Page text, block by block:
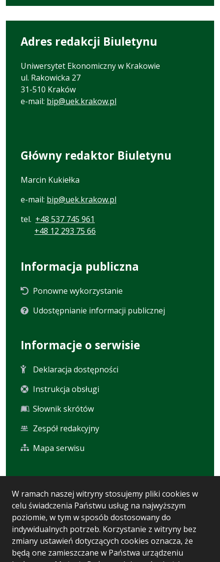
W ramach naszej witryny stosujemy pliki cookies w
celu świadczenia Państwu usług na najwyższym
poziomie, w tym w sposób dostosowany do
indywidualnych potrzeb. Korzystanie z witryny bez
zmiany ustawień dotyczących cookies oznacza, że
będą one zamieszczane w Państwa urządzeniu
Adres redakcji Biuletynu
Uniwersytet Ekonomiczny w Krakowie
ul. Rakowicka 27
31-510 Kraków
e-mail: bip@uek.krakow.pl
Główny redaktor Biuletynu
Marcin Kukiełka
e-mail: bip@uek.krakow.pl
tel. +48 537 745 961
+48 12 293 75 66
Informacja publiczna
Ponowne wykorzystanie
Udostępnianie informacji publicznej
Informacje o serwisie
Deklaracja dostępności
Instrukcja obsługi
Słownik skrótów
Zespół redakcyjny
Mapa serwisu
Statystyki oglądalności
Ostatnio dodane
Polityka prywatności